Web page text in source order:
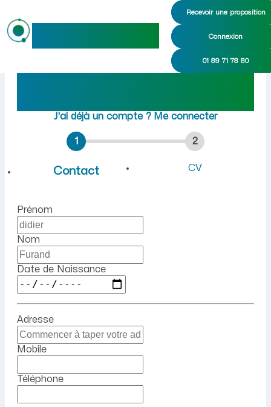
Recevoir une proposition
Connexion
01 89 71 78 80
Emploi à Achery (Aisne) :
Rejoindre maideoà
J'ai déjà un compte ? Me connecter
1
Contact
2
CV
Prénom
Nom
Date de Naissance
Adresse
Mobile
Téléphone